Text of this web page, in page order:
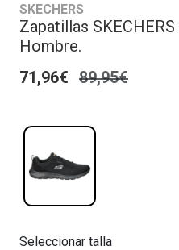
SKECHERS
Zapatillas
Hombre.
71,96€ 89,95€
Seleccionar talla